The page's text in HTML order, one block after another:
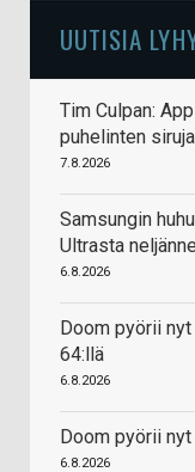
UUTISIA
Tim Culpan:
puhelinten
7.8.2026
Samsungin
Ultrasta
6.8.2026
Doom pyörii
64:llä
6.8.2026
Doom pyörii
6.8.2026